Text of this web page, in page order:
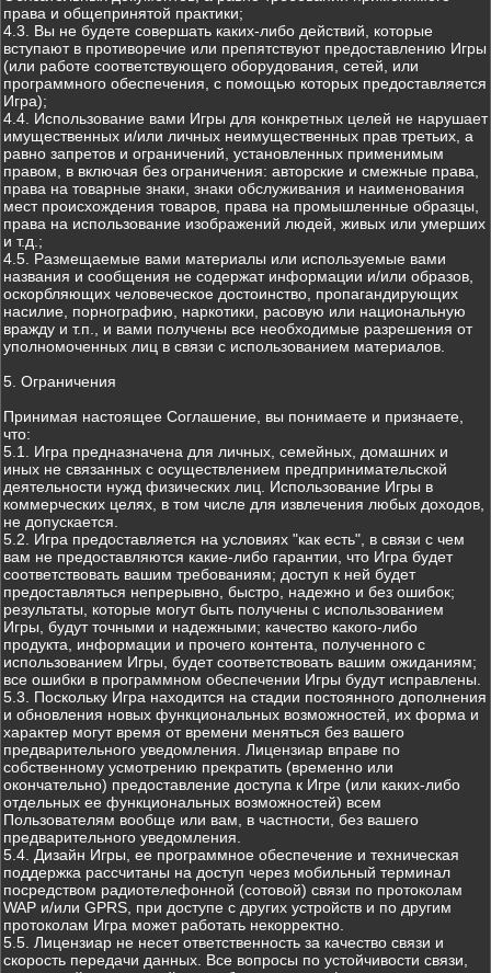
права и общепринятой практики;
4.3. Вы не будете совершать каких-либо действий, которые
вступают в противоречие или препятствуют предоставлению Игры
(или работе соответствующего оборудования, сетей, или
программного обеспечения, с помощью которых предоставляется
Игра);
4.4. Использование вами Игры для конкретных целей не нарушает
имущественных и/или личных неимущественных прав третьих, а
равно запретов и ограничений, установленных применимым
правом, в включая без ограничения: авторские и смежные права,
права на товарные знаки, знаки обслуживания и наименования
мест происхождения товаров, права на промышленные образцы,
права на использование изображений людей, живых или умерших
и т.д.;
4.5. Размещаемые вами материалы или используемые вами
названия и сообщения не содержат информации и/или образов,
оскорбляющих человеческое достоинство, пропагандирующих
насилие, порнографию, наркотики, расовую или национальную
вражду и т.п., и вами получены все необходимые разрешения от
уполномоченных лиц в связи с использованием материалов.
5. Ограничения
Принимая настоящее Соглашение, вы понимаете и признаете,
что:
5.1. Игра предназначена для личных, семейных, домашних и
иных не связанных с осуществлением предпринимательской
деятельности нужд физических лиц. Использование Игры в
коммерческих целях, в том числе для извлечения любых доходов,
не допускается.
5.2. Игра предоставляется на условиях "как есть", в связи с чем
вам не предоставляются какие-либо гарантии, что Игра будет
соответствовать вашим требованиям; доступ к ней будет
предоставляться непрерывно, быстро, надежно и без ошибок;
результаты, которые могут быть получены с использованием
Игры, будут точными и надежными; качество какого-либо
продукта, информации и прочего контента, полученного с
использованием Игры, будет соответствовать вашим ожиданиям;
все ошибки в программном обеспечении Игры будут исправлены.
5.3. Поскольку Игра находится на стадии постоянного дополнения
и обновления новых функциональных возможностей, их форма и
характер могут время от времени меняться без вашего
предварительного уведомления. Лицензиар вправе по
собственному усмотрению прекратить (временно или
окончательно) предоставление доступа к Игре (или каких-либо
отдельных ее функциональных возможностей) всем
Пользователям вообще или вам, в частности, без вашего
предварительного уведомления.
5.4. Дизайн Игры, ее программное обеспечение и техническая
поддержка рассчитаны на доступ через мобильный терминал
посредством радиотелефонной (сотовой) связи по протоколам
WAP и/или GPRS, при доступе с других устройств и по другим
протоколам Игра может работать некорректно.
5.5. Лицензиар не несет ответственность за качество связи и
скорость передачи данных. Все вопросы по устойчивости связи,